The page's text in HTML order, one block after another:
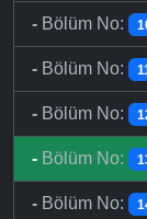
- Bölüm No:
- Bölüm No:
- Bölüm No:
- Bölüm No:
- Bölüm No: